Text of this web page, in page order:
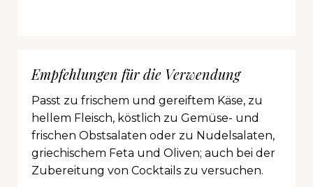
Empfehlungen für die Verwendung
Passt zu frischem und gereiftem Käse, zu
hellem Fleisch, köstlich zu Gemüse- und
frischen Obstsalaten oder zu Nudelsalaten,
griechischem Feta und Oliven; auch bei der
Zubereitung von Cocktails zu versuchen.